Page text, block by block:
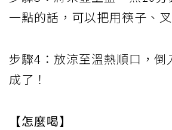
一點的話，可以把用筷子、
步驟4：放涼至溫熱順口，倒
成了！
【怎麼喝】